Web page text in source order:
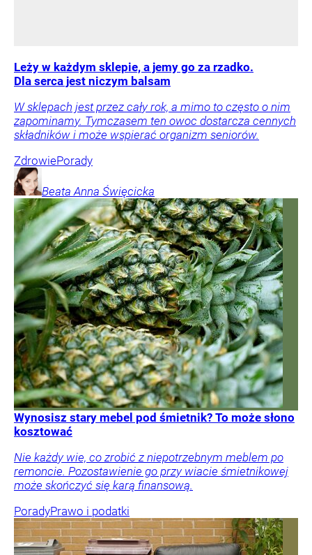
Leży w każdym sklepie, a jemy go za rzadko.
Dla serca jest niczym balsam
W sklepach jest przez cały rok, a mimo to często o nim
zapominamy. Tymczasem ten owoc dostarcza cennych
składników i może wspierać organizm seniorów.
ZdrowiePorady
Beata Anna Święcicka
Wynosisz stary mebel pod śmietnik? To może słono
kosztować
Nie każdy wie, co zrobić z niepotrzebnym meblem po
remoncie. Pozostawienie go przy wiacie śmietnikowej
może skończyć się karą finansową.
PoradyPrawo i podatki